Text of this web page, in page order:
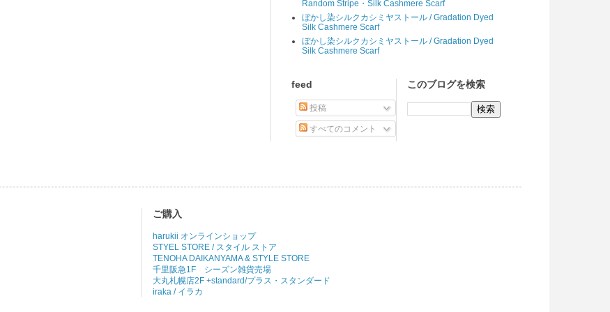
Random Stripe・Silk Cashmere Scarf
ぼかし染シルクカシミヤストール / Gradation Dyed
Silk Cashmere Scarf
ぼかし染シルクカシミヤストール / Gradation Dyed
Silk Cashmere Scarf
feed
投稿
すべてのコメント
このブログを検索
ご購入
harukii オンラインショップ
STYEL STORE / スタイル ストア
TENOHA DAIKANYAMA & STYLE STORE
千里阪急1F シーズン雑貨売場
大丸札幌店2F +standard/プラス・スタンダード
iraka / イラカ